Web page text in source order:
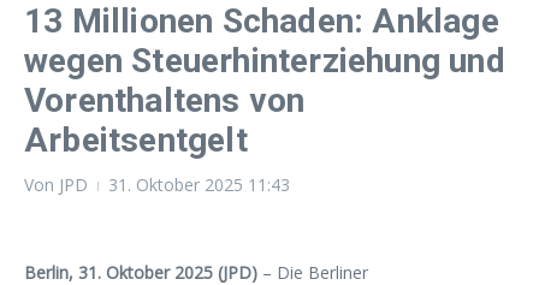
13 Millionen Schaden: Anklage
wegen Steuerhinterziehung und
Vorenthaltens von
Arbeitsentgelt
Von JPD 31. Oktober 2025 11:43
Berlin, 31. Oktober 2025 (JPD) – Die Berliner